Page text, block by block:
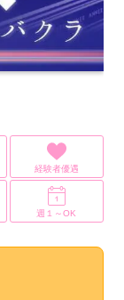
経験者優遇
週１～OK